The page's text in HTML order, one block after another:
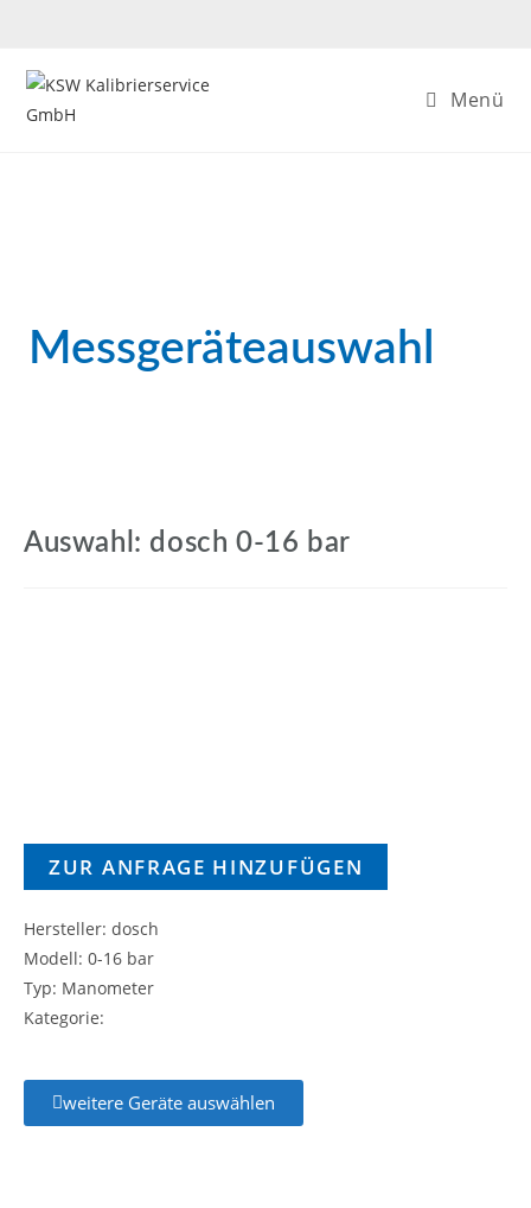
Menü
Messgeräteauswahl
Auswahl: dosch 0-16 bar
ZUR ANFRAGE HINZUFÜGEN
Hersteller: dosch
Modell: 0-16 bar
Typ: Manometer
Kategorie:
weitere Geräte auswählen